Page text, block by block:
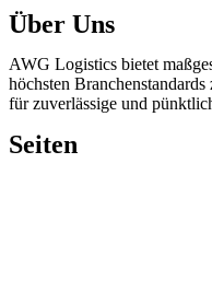
Über Uns
AWG Logistics bietet
höchsten
für zuverlässige und
Seiten